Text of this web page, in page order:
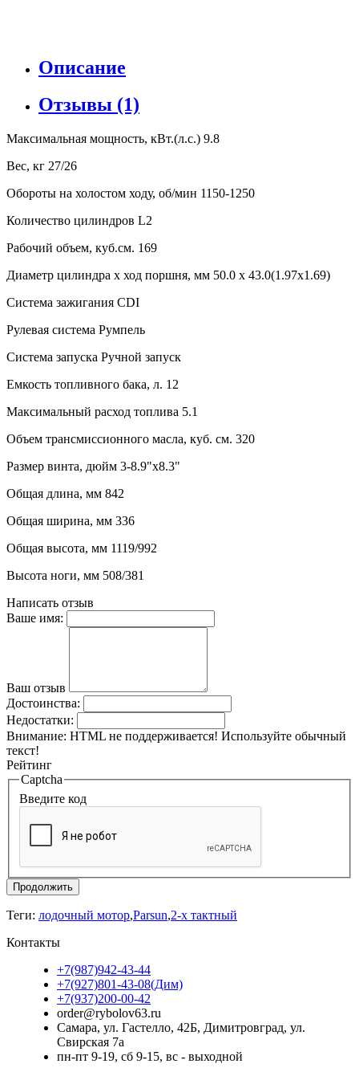
Описание
Отзывы (1)
Максимальная мощность, кВт.(л.с.) 9.8
Вес, кг 27/26
Обороты на холостом ходу, об/мин 1150-1250
Количество цилиндров L2
Рабочий объем, куб.см. 169
Диаметр цилиндра x ход поршня, мм 50.0 x 43.0(1.97x1.69)
Система зажигания CDI
Рулевая система Румпель
Система запуска Ручной запуск
Емкость топливного бака, л. 12
Максимальный расход топлива 5.1
Объем трансмиссионного масла, куб. см. 320
Размер винта, дюйм 3-8.9"x8.3"
Общая длина, мм 842
Общая ширина, мм 336
Общая высота, мм 1119/992
Высота ноги, мм 508/381
Написать отзыв
Ваше имя:
Ваш отзыв
Достоинства:
Недостатки:
Внимание: HTML не поддерживается! Используйте обычный
текст!
Рейтинг
Captcha
Введите код
Продолжить
Теги: лодочный мотор,Parsun,2-х тактный
Контакты
+7(987)942-43-44
+7(927)801-43-08(Дим)
+7(937)200-00-42
order@rybolov63.ru
Самара, ул. Гастелло, 42Б, Димитровград, ул.
Свирская 7а
пн-пт 9-19, сб 9-15, вс - выходной